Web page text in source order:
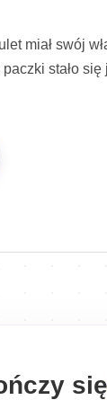
miał swój
stało się
się